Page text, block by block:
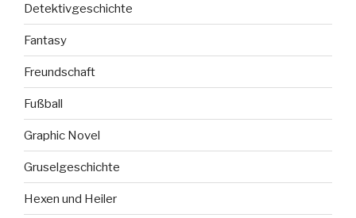
Detektivgeschichte
Fantasy
Freundschaft
Fußball
Graphic Novel
Gruselgeschichte
Hexen und Heiler